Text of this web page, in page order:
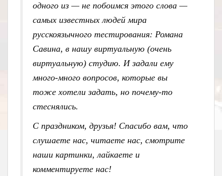
одного из — не побоимся этого слова —
самых известных людей мира
русскоязычного тестирования: Романа
Савина, в нашу виртуальную (очень
виртуальную) студию. И задали ему
много-много вопросов, которые вы
тоже хотели задать, но почему-то
стеснялись.
С праздником, друзья! Спасибо вам, что
слушаете нас, читаете нас, смотрите
наши картинки, лайкаете и
комментируете нас!